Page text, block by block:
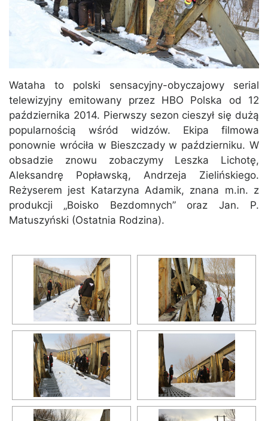
Wataha to polski sensacyjny-obyczajowy serial
telewizyjny emitowany przez HBO Polska od 12
października 2014. Pierwszy sezon cieszył się dużą
popularnością wśród widzów. Ekipa filmowa
ponownie wróciła w Bieszczady w październiku. W
obsadzie znowu zobaczymy Leszka Lichotę,
Aleksandrę Popławską, Andrzeja Zielińskiego.
Reżyserem jest Katarzyna Adamik, znana m.in. z
produkcji „Boisko Bezdomnych” oraz Jan. P.
Matuszyński (Ostatnia Rodzina).